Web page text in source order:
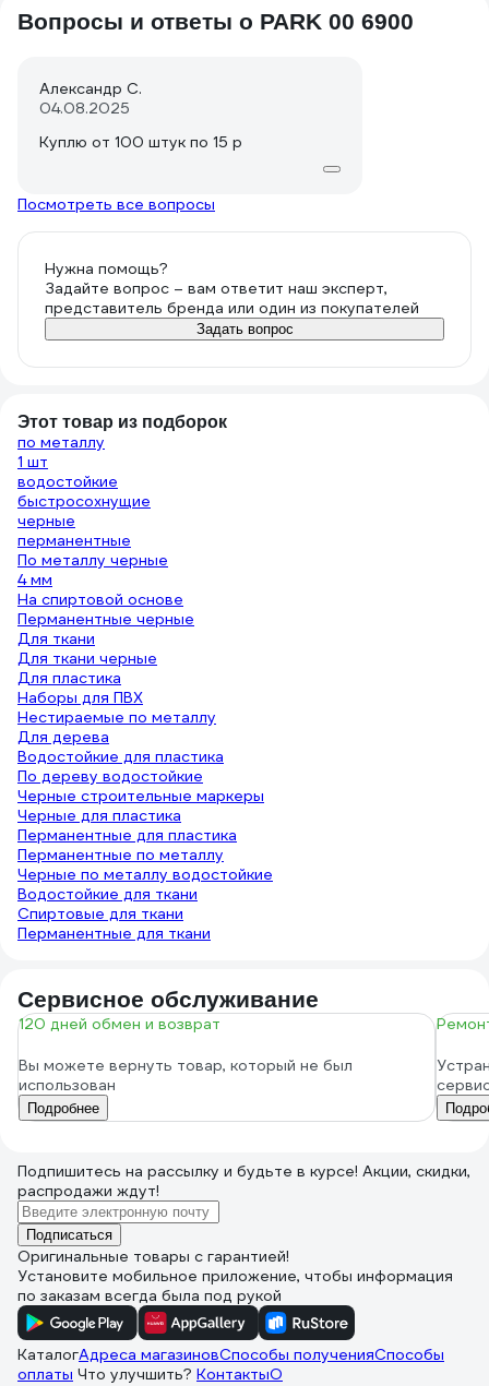
Вопросы и ответы о PARK 00 6900
Александр С.
04.08.2025
Куплю от 100 штук по 15 р
Посмотреть все вопросы
Нужна помощь?
Задайте вопрос – вам ответит наш эксперт,
представитель бренда или один из покупателей
Задать вопрос
Этот товар из подборок
по металлу
1 шт
водостойкие
быстросохнущие
черные
перманентные
По металлу черные
4 мм
На спиртовой основе
Перманентные черные
Для ткани
Для ткани черные
Для пластика
Наборы для ПВХ
Нестираемые по металлу
Для дерева
Водостойкие для пластика
По дереву водостойкие
Черные строительные маркеры
Черные для пластика
Перманентные для пластика
Перманентные по металлу
Черные по металлу водостойкие
Водостойкие для ткани
Спиртовые для ткани
Перманентные для ткани
Сервисное обслуживание
120 дней обмен и возврат
Вы можете вернуть товар, который не был
использован
Подробнее
Подпишитесь на рассылку и будьте в курсе! Акции, скидки,
распродажи ждут!
Подписаться
Оригинальные товары с гарантией!
Установите мобильное приложение, чтобы информация
по заказам всегда была под рукой
КаталогАдреса магазиновСпособы полученияСпособы
оплаты Что улучшить? КонтактыО